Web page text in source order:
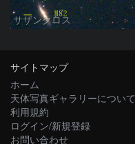
サザンクロス
サイトマップ
ホーム
天体写真ギャラリーについて
利用規約
ログイン/新規登録
お問い合わせ